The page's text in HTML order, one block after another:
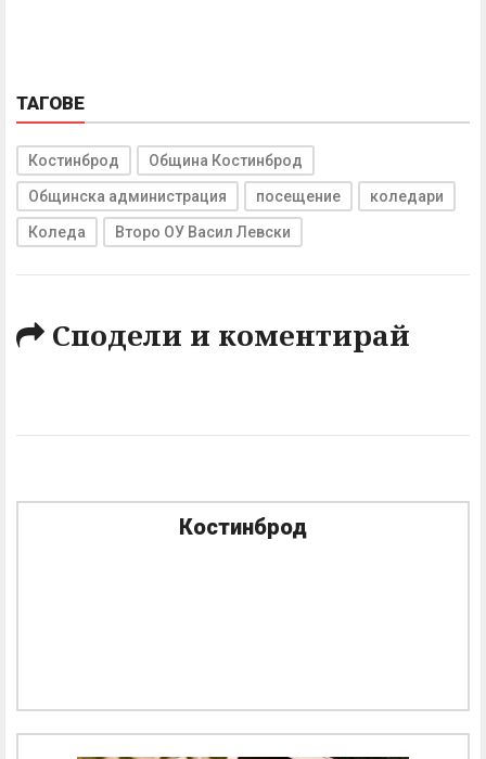
ТАГОВЕ
Костинброд Община Костинброд
Общинска администрация посещение коледари
Коледа Второ ОУ Васил Левски
Сподели и коментирай
Костинброд